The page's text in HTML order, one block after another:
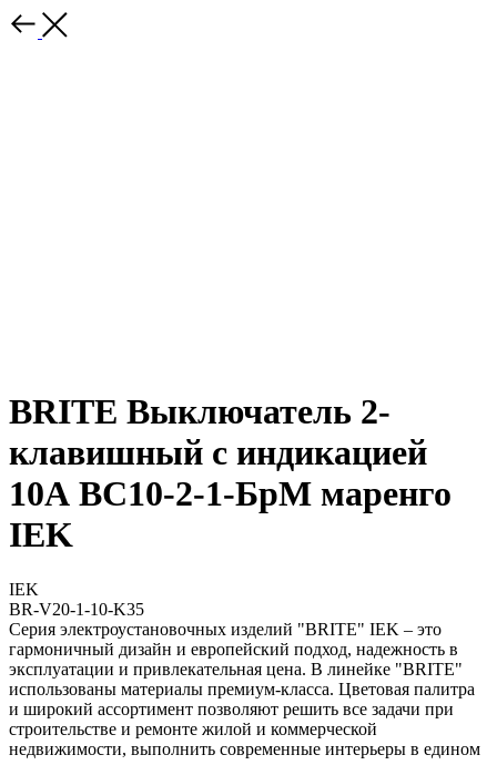
BRITE Выключатель 2-
клавишный с индикацией
10А ВС10-2-1-БрМ маренго
IEK
IEK
BR-V20-1-10-K35
Серия электроустановочных изделий "BRITE" IEK – это
гармоничный дизайн и европейский подход, надежность в
эксплуатации и привлекательная цена. В линейке "BRITE"
использованы материалы премиум-класса. Цветовая палитра
и широкий ассортимент позволяют решить все задачи при
строительстве и ремонте жилой и коммерческой
недвижимости, выполнить современные интерьеры в едином